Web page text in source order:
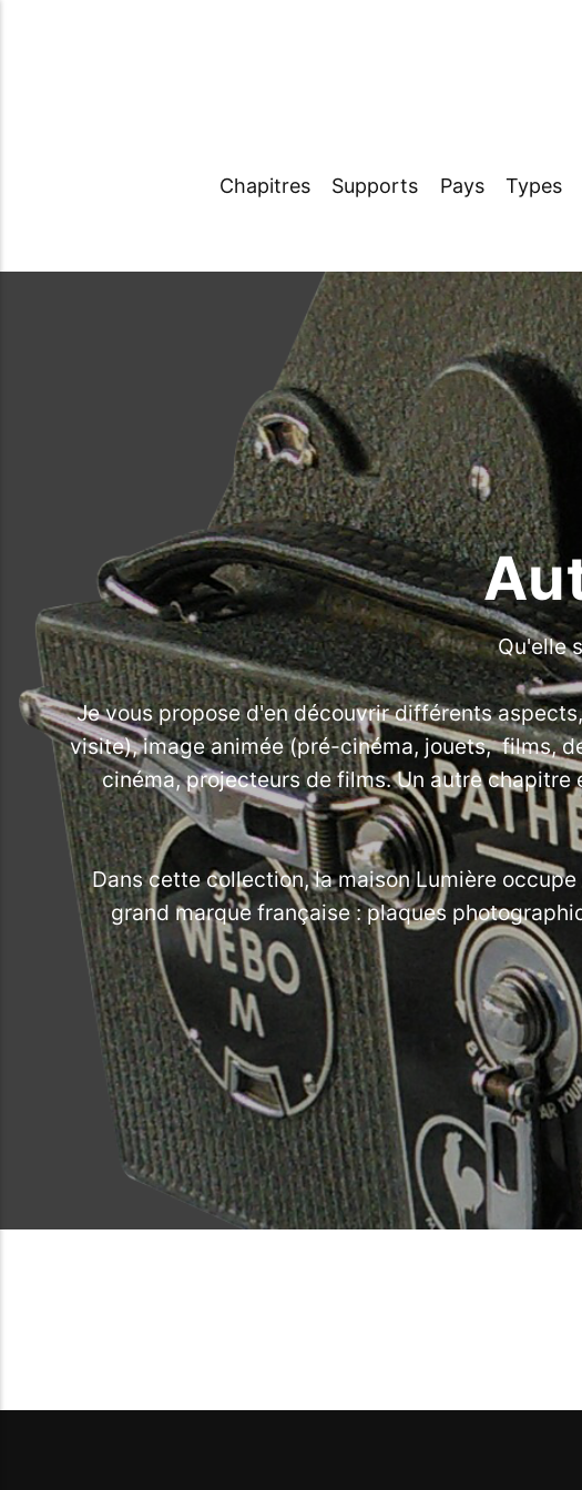
Chapitres Supports Pays Types
Qu'elle
Je vous propose d'en découvrir différents
visite), image animée (pré-cinéma, jouets, films,
cinéma, projecteurs de films. Un autre
Dans cette collection, la maison Lumière
grand marque française : plaques